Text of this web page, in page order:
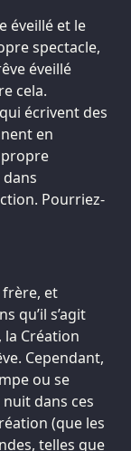
éveillé et le
spectacle,
éveillé
cela.
écrivent des
en
Pourriez-
frère, et
qu’il s’agit
la Création
Cependant,
ou se
dans ces
(que les
telles que